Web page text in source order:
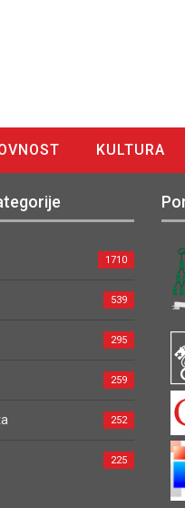
KULTURA
1710
539
295
259
252
225